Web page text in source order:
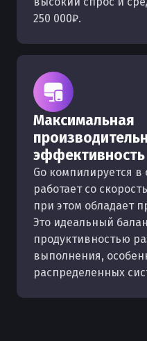
250 000₽.
Максимальная
эффективность
Go компилируется
работает со
при этом обладает
Это идеальный
продуктивностью
выполнения,
распределенных